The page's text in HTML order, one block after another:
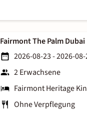
Fairmont The Palm Dubai
2026-08-23 - 2026-
2 Erwachsene
Fairmont Heritage
Ohne Verpflegung